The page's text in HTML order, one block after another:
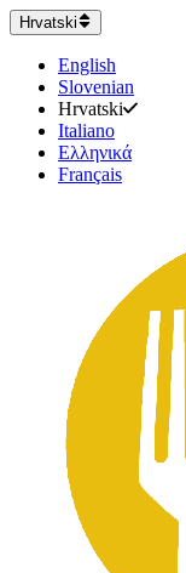
Hrvatski
English
Slovenian
Hrvatski
Italiano
Ελληνικά
Français